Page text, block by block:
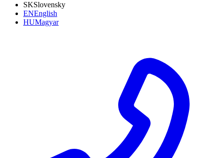
SKSlovensky
ENEnglish
HUMagyar